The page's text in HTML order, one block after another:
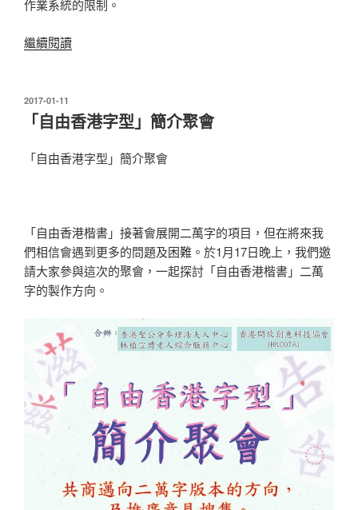
作業系統的限制。
繼續閱讀“手
「自
香
無
難
度！”
發
2017-01-11
「自由香港字型」簡介聚會
「自由香港字型」簡介聚會
「自由香港楷書」接著會展開二萬字的項目，但在將來我
們相信會遇到更多的問題及困難。於1月17日晚上，我們邀
請大家參與這次的聚會，一起探討「自由香港楷書」二萬
字的製作方向。